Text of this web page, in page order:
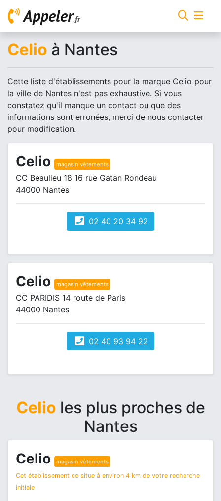
Appeler.fr
Celio à Nantes
Cette liste d'établissements pour la marque Celio pour
la ville de Nantes n'est pas exhaustive. Si vous
constatez qu'il manque un contact ou que des
informations sont erronées, merci de nous contacter
pour modification.
Celio magasin vêtements
CC Beaulieu 18 16 rue Gatan Rondeau
44000 Nantes
02 40 20 34 92
Celio magasin vêtements
CC PARIDIS 14 route de Paris
44000 Nantes
02 40 93 94 22
Celio les plus proches de
Nantes
Celio magasin vêtements
Cet établissement ce situe à environ 4 km de votre recherche
initiale